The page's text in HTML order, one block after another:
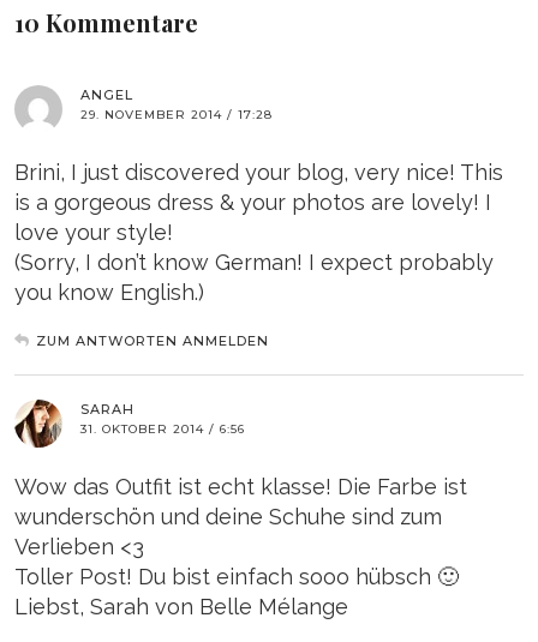
10 Kommentare
ANGEL
29. NOVEMBER 2014 / 17:28
Brini, I just discovered your blog, very nice! This
is a gorgeous dress & your photos are lovely! I
love your style!
(Sorry, I don’t know German! I expect probably
you know English.)
ZUM ANTWORTEN ANMELDEN
SARAH
31. OKTOBER 2014 / 6:56
Wow das Outfit ist echt klasse! Die Farbe ist
wunderschön und deine Schuhe sind zum
Verlieben <3
Toller Post! Du bist einfach sooo hübsch 🙂
Liebst, Sarah von Belle Mélange